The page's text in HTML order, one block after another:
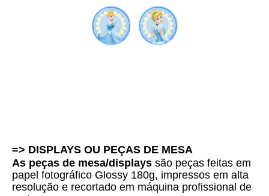
=> DISPLAYS OU PEÇAS DE MESA
As peças de mesa/displays são peças feitas em
papel fotográfico Glossy 180g, impressos em alta
resolução e recortado em máquina profissional de